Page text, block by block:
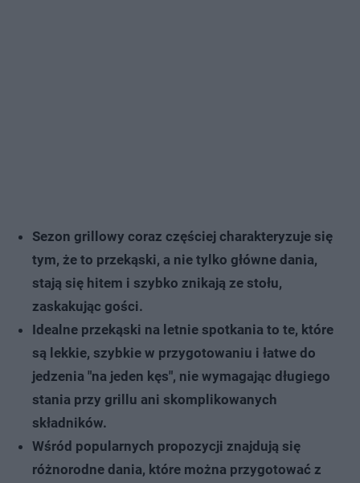
Sezon grillowy coraz częściej charakteryzuje się
tym, że to przekąski, a nie tylko główne dania,
stają się hitem i szybko znikają ze stołu,
zaskakując gości.
Idealne przekąski na letnie spotkania to te, które
są lekkie, szybkie w przygotowaniu i łatwe do
jedzenia "na jeden kęs", nie wymagając długiego
stania przy grillu ani skomplikowanych
składników.
Wśród popularnych propozycji znajdują się
różnorodne dania, które można przygotować z